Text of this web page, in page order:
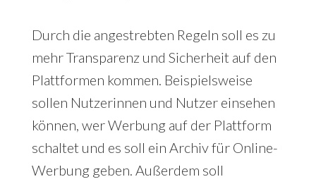
Durch die angestrebten Regeln soll es zu
mehr Transparenz und Sicherheit auf den
Plattformen kommen. Beispielsweise
sollen Nutzerinnen und Nutzer einsehen
können, wer Werbung auf der Plattform
schaltet und es soll ein Archiv für Online-
Werbung geben. Außerdem soll